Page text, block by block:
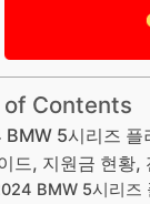
of Contents
5시리즈 플
드, 지원금 현황,
BMW 5시리즈